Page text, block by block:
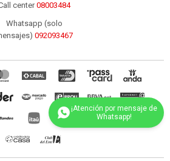
center08003484
Whatsapp (solo
092093467